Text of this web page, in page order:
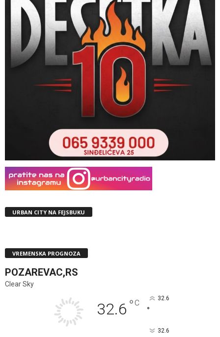
URBAN CITY NA FEJSBUKU
VREMENSKA PROGNOZA
POZAREVAC,RS
Clear Sky
32.6 °C 32.6
°
32.6